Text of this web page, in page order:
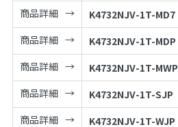
商品詳細
K4732NJV-1T-MD7
商品詳細
K4732NJV-1T-MDP
商品詳細
K4732NJV-1T-MWP
商品詳細
K4732NJV-1T-SJP
商品詳細
K4732NJV-1T-WJP